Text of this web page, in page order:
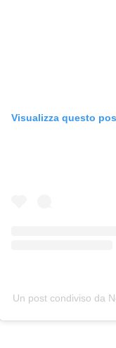
Visualizza questo
Un post condiviso da